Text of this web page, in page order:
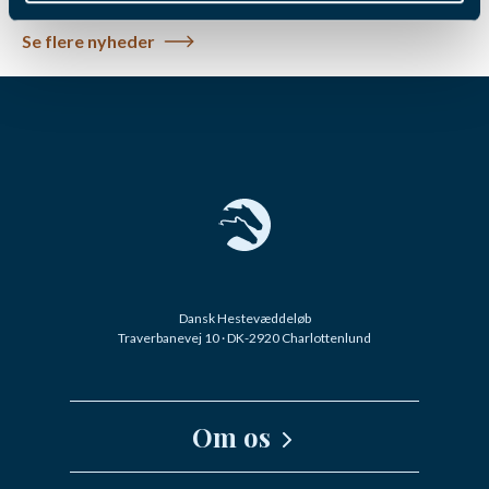
Se flere nyheder
Dansk Hestevæddeløb
Traverbanevej 10 · DK-2920 Charlottenlund
Om os